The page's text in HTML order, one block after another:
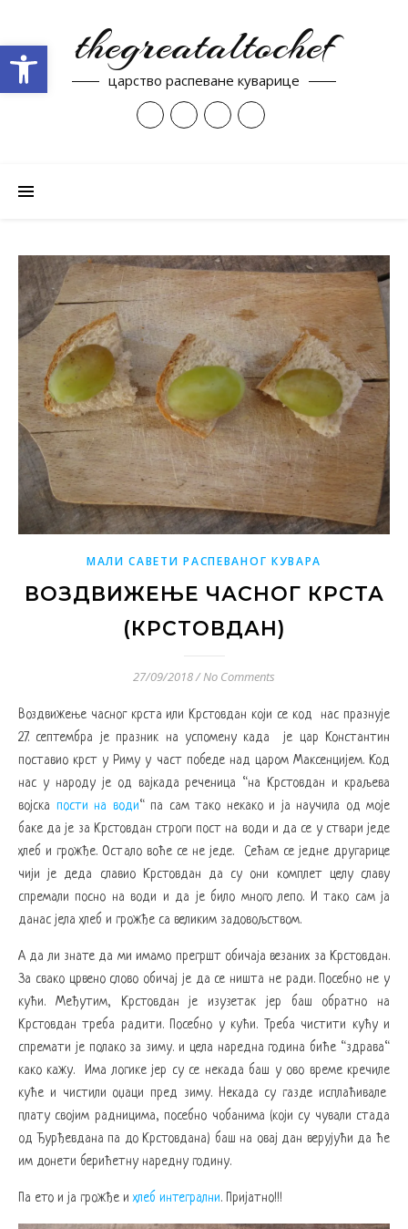
thegreataltochef
царство распеване куварице
МАЛИ САВЕТИ РАСПЕВАНОГ КУВАРА
ВОЗДВИЖЕЊЕ ЧАСНОГ КРСТА
(КРСТОВДАН)
27/09/2018/No Comments
Воздвижење часног крста или Крстовдан који се код нас празнује
27. септембра је празник на успомену када је цар Константин
поставио крст у Риму у част победе над царом Максенцијем. Код
нас у народу је од вајкада реченица “на Крстовдан и краљева
војска пости на води“ па сам тако некако и ја научила од моје
баке да је за Крстовдан строги пост на води и да се у ствари једе
хлеб и грожђе. Остало воће се не једе. Сећам се једне другарице
чији је деда славио Крстовдан да су они комплет целу славу
спремали посно на води и да је било много лепо. И тако сам ја
данас јела хлеб и грожђе са великим задовољством.
А да ли знате да ми имамо прегршт обичаја везаних за Крстовдан.
За свако црвено слово обичај је да се ништа не ради. Посебно не у
кући. Међутим, Крстовдан је изузетак јер баш обратно на
Крстовдан треба радити. Посебно у кући. Треба чистити кућу и
спремати је полако за зиму. и цела наредна година биће “здрава“
како кажу. Има логике јер су се некада баш у ово време кречиле
куће и чистили оџаци пред зиму. Некада су газде исплаћивале
плату својим радницима, посебно чобанима (који су чували стада
од Ђурђевдана па до Крстовдана) баш на овај дан верујући да ће
им донети берићетну наредну годину.
Па ето и ја грожђе ихлеб интегрални. Пријатно!!!
Open toolbar